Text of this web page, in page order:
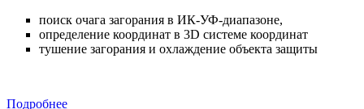
поиск очага загорания в ИК-УФ-диапазоне,
определение координат в 3D системе координат
тушение загорания и охлаждение объекта защиты
Подробнее